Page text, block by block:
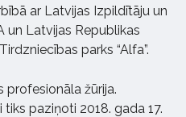
ar Latvijas Izpildītāju un
un Latvijas Republikas
parks “Alfa”.
profesionāla žūrija.
paziņoti 2018. gada 17.